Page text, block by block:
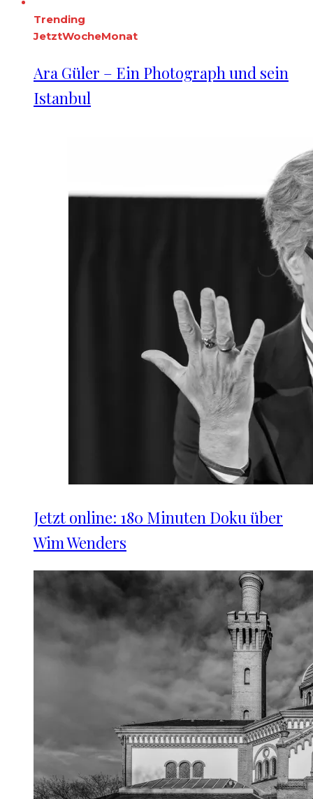
Trending
JetztWocheMonat
Ara Güler – Ein Photograph und sein
Istanbul
Jetzt online: 180 Minuten Doku über
Wim Wenders